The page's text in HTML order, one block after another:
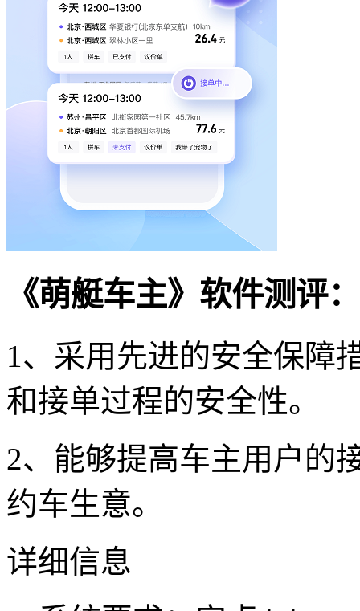
《萌艇车主》软件测评：
1、采用先进的安全保障
和接单过程的安全性。
2、能够提高车主用户的
约车生意。
详细信息